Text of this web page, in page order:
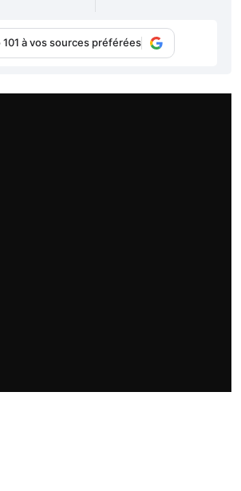
à vos sources préférées